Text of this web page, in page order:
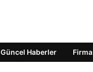
Güncel Haberler